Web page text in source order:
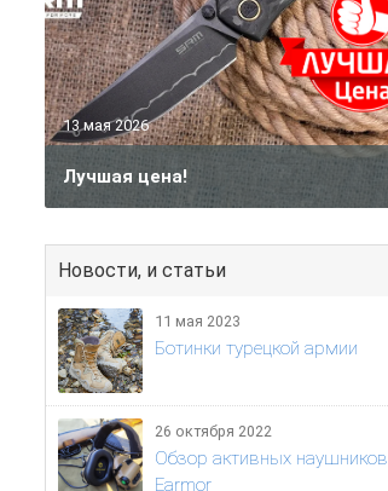
13 мая 2026
Лучшая цена!
Новости, и статьи
11 мая 2023
Ботинки турецкой армии
26 октября 2022
Обзор активных наушников
Earmor